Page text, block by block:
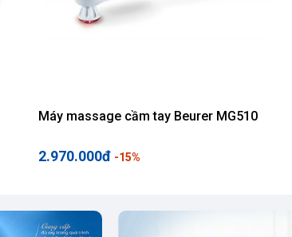
Máy massage cầm tay Beurer MG510
2.970.000đ -15%